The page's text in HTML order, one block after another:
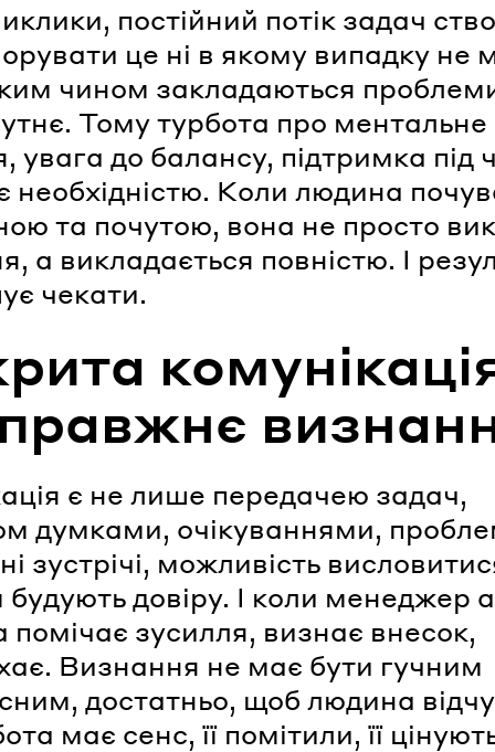
постійний потік задач
це ні в якому випадку не
чином закладаються
Тому турбота про ментальне
увага до балансу, підтримка під
необхідністю. Коли людина
та почутою, вона не просто
а викладається повністю. І
чекати.
є не лише передачею задач,
думками, очікуваннями,
зустрічі, можливість
довіру. І коли менеджер
зусилля, визнає внесок,
Визнання не має бути гучним
достатньо, щоб людина
має сенс, її помітили, її